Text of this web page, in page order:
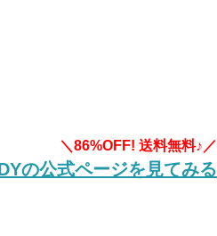
＼86%OFF! 送料無料♪／
の公式ページを見てみる